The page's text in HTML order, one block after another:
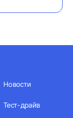
Новости
Тест-драйв